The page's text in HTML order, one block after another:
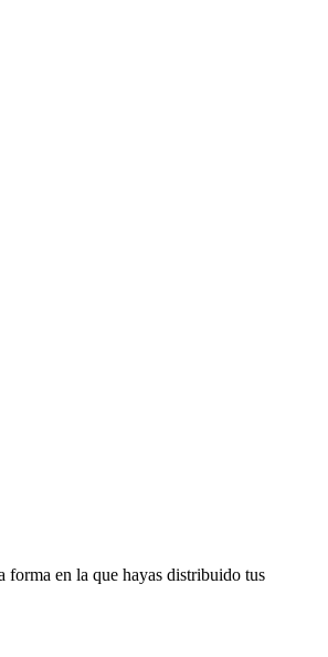
forma en la que hayas distribuido tus